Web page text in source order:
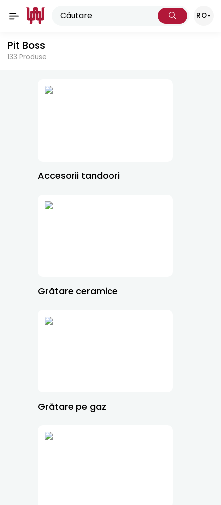
RO
Pit Boss
133 Produse
Accesorii tandoori
Grătare ceramice
Grătare pe gaz